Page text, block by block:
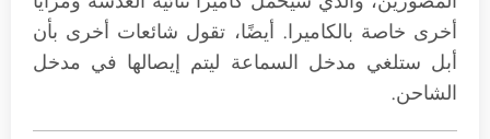
أخرى خاصة بالكاميرا. أيضًا، تقول شائعات أخرى بأن
أبل ستلغي مدخل السماعة ليتم إيصالها في مدخل
الشاحن.